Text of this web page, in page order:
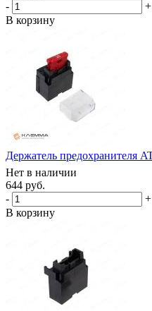
-
+
В корзину
Держатель предохранителя
Нет в наличии
644 руб.
-
+
В корзину